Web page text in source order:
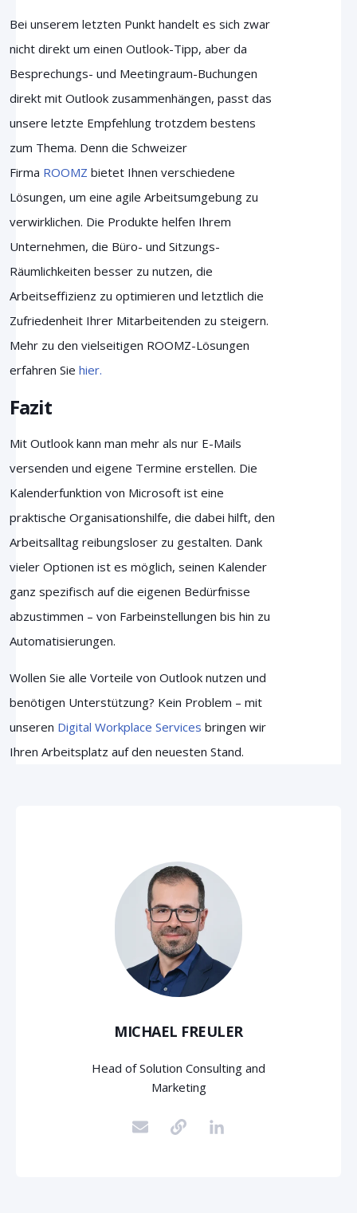
Bei unserem letzten Punkt handelt es sich zwar
nicht direkt um einen Outlook-Tipp, aber da
Besprechungs- und Meetingraum-Buchungen
direkt mit Outlook zusammenhängen, passt das
unsere letzte Empfehlung trotzdem bestens
zum Thema. Denn die Schweizer
Firma ROOMZ bietet Ihnen verschiedene
Lösungen, um eine agile Arbeitsumgebung zu
verwirklichen. Die Produkte helfen Ihrem
Unternehmen, die Büro- und Sitzungs-
Räumlichkeiten besser zu nutzen, die
Arbeitseffizienz zu optimieren und letztlich die
Zufriedenheit Ihrer Mitarbeitenden zu steigern.
Mehr zu den vielseitigen ROOMZ-Lösungen
erfahren Sie hier.
Fazit
Mit Outlook kann man mehr als nur E-Mails
versenden und eigene Termine erstellen. Die
Kalenderfunktion von Microsoft ist eine
praktische Organisationshilfe, die dabei hilft, den
Arbeitsalltag reibungsloser zu gestalten. Dank
vieler Optionen ist es möglich, seinen Kalender
ganz spezifisch auf die eigenen Bedürfnisse
abzustimmen – von Farbeinstellungen bis hin zu
Automatisierungen.
Wollen Sie alle Vorteile von Outlook nutzen und
benötigen Unterstützung? Kein Problem – mit
unseren Digital Workplace Services bringen wir
Ihren Arbeitsplatz auf den neuesten Stand.
MICHAEL FREULER
Head of Solution Consulting and
Marketing